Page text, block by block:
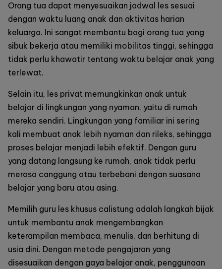
Orang tua dapat menyesuaikan jadwal les sesuai
dengan waktu luang anak dan aktivitas harian
keluarga. Ini sangat membantu bagi orang tua yang
sibuk bekerja atau memiliki mobilitas tinggi, sehingga
tidak perlu khawatir tentang waktu belajar anak yang
terlewat.
Selain itu, les privat memungkinkan anak untuk
belajar di lingkungan yang nyaman, yaitu di rumah
mereka sendiri. Lingkungan yang familiar ini sering
kali membuat anak lebih nyaman dan rileks, sehingga
proses belajar menjadi lebih efektif. Dengan guru
yang datang langsung ke rumah, anak tidak perlu
merasa canggung atau terbebani dengan suasana
belajar yang baru atau asing.
Memilih guru les khusus calistung adalah langkah bijak
untuk membantu anak mengembangkan
keterampilan membaca, menulis, dan berhitung di
usia dini. Dengan metode pengajaran yang
disesuaikan dengan gaya belajar anak, penggunaan